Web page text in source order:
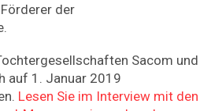
der
Sacom und
auf 1. Januar 2019
Lesen Sie im Interview mit den